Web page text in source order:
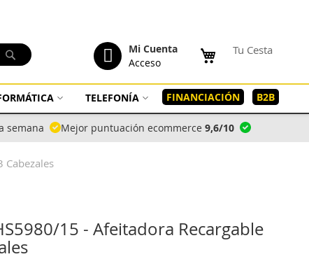
Tu Cesta
Mi Cuenta
Acceso
Buscar
TELEFONÍA FINANCIACIÓN B2B
semana Mejor puntuación ecommerce 9,6/10
Cabezales
15 - Afeitadora Recargable